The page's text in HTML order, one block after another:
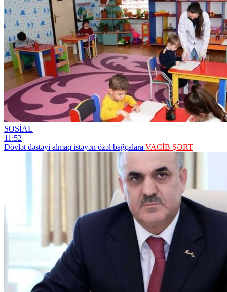
SOSİAL
11:52
Dövlət dəstəyi almaq istəyən özəl bağçalara VACİB ŞƏRT